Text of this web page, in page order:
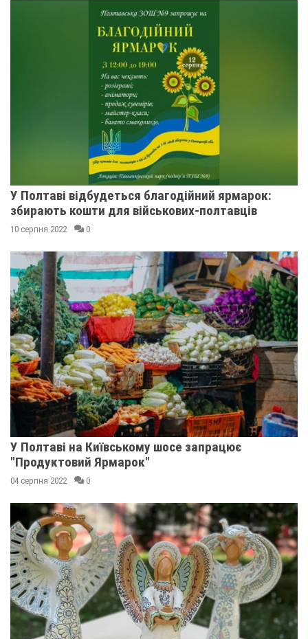
У Полтаві відбудеться благодійний ярмарок:
збирають кошти для військових-полтавців
10 серпня 2022 0
У Полтаві на Київському шосе запрацює
"Продуктовий Ярмарок"
04 серпня 2022 0